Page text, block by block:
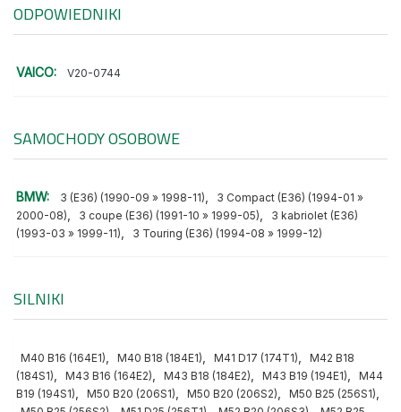
ODPOWIEDNIKI
VAICO: V20-0744
SAMOCHODY OSOBOWE
BMW: 3 (E36) (1990-09 » 1998-11),
3 Compact (E36) (1994-01 »
2000-08), 3 coupe (E36) (1991-10 » 1999-05),
3 kabriolet (E36)
(1993-03 » 1999-11), 3 Touring (E36) (1994-08 » 1999-12)
SILNIKI
M40 B16 (164E1), M40 B18 (184E1), M41 D17 (174T1),
M42 B18
(184S1), M43 B16 (164E2), M43 B18 (184E2), M43 B19 (194E1),
M44
B19 (194S1), M50 B20 (206S1), M50 B20 (206S2), M50 B25 (256S1),